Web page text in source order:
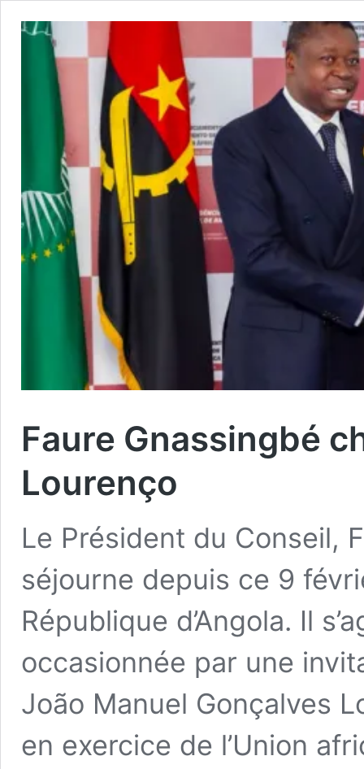
Faure Gnassingbé
Lourenço
Le Président du Conseil,
séjourne depuis ce 9
République d’Angola. Il
occasionnée par une
João Manuel Gonçalves
en exercice de l’Union